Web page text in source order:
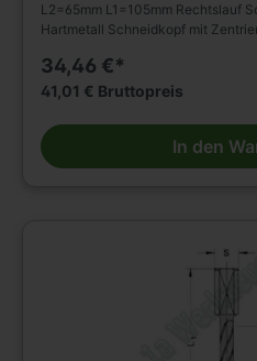
L2=65mm L1=105mm Rechtslauf
Hartmetall Schneidkopf mit
Rückenfreischliff. Spiralteil
mit Spannfläche ohne
Bohrmaschinen. Zum Bohren von
Holz- und Plattenwerkstoffen
Ausführung. Die Rückenführung
34,46 €*
41,01 € Bruttopreis
In den